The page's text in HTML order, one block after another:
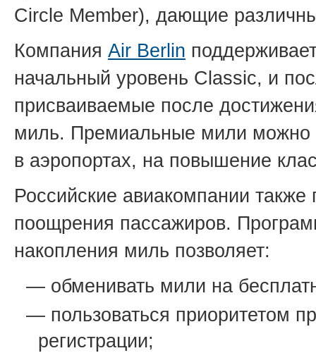
Circle Member), дающие
Компания Air Berlin
начальный уровень Classic, и
присваиваемые после
миль. Премиальные мили можно
в аэропортах, на повышение
Российские авиакомпании
поощрения пассажиров.
накопления миль позволяет:
— обменивать мили на
— пользоваться приоритетом
регистрации;